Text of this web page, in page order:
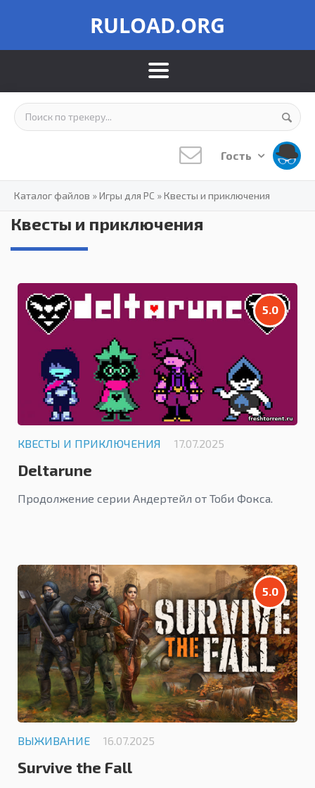
RULOAD.ORG
Гость
Каталог файлов »Игры для PC »Квесты и приключения
Квесты и приключения
5.0
КВЕСТЫ И ПРИКЛЮЧЕНИЯ 17.07.2025
Deltarune
Продолжение серии Андертейл от Тоби Фокса.
5.0
ВЫЖИВАНИЕ 16.07.2025
Survive the Fall